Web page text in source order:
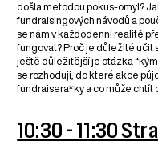
došla metodou pokus-omyl?
fundraisingových návodů a
se nám v každodenní realitě
fungovat? Proč je důležité učit
ještě důležitější je otázka
se rozhoduji, do které akce
fundraisera*ky a co může chtít
10:30 - 11:30